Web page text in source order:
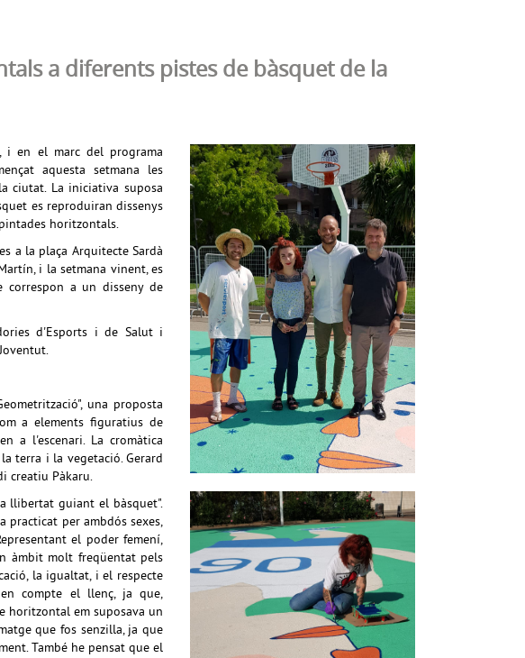
a diferents pistes de bàsquet de la
i en el marc del programa
aquesta setmana les
ciutat. La iniciativa suposa
es reproduiran dissenys
horitzontals.
a la plaça Arquitecte Sardà
i la setmana vinent, es
a un disseny de
d'Esports i de Salut i
una proposta
a elements figuratius de
a l'escenari. La cromàtica
terra i la vegetació. Gerard
creatiu Pàkaru.
llibertat guiant el bàsquet".
practicat per ambdós sexes,
el poder femení,
àmbit molt freqüentat pels
la igualtat, i el respecte
compte el llenç, ja que,
horitzontal em suposava un
que fos senzilla, ja que
També he pensat que el